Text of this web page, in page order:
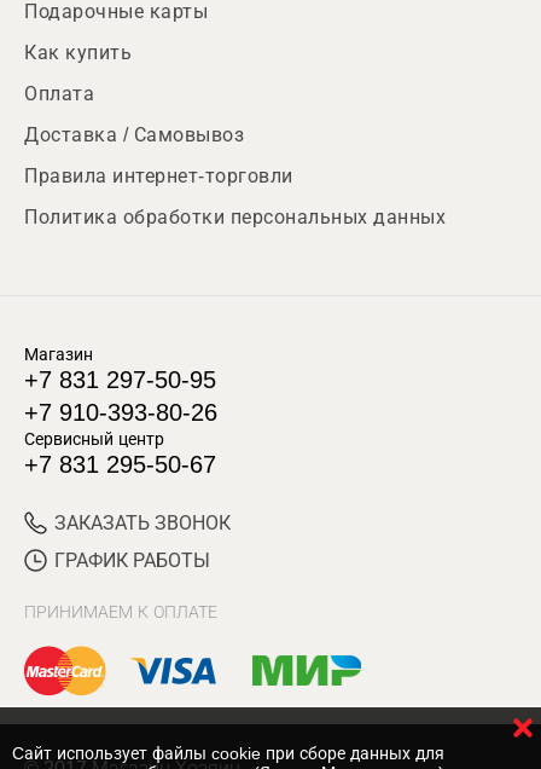
Подарочные карты
Как купить
Оплата
Доставка / Самовывоз
Правила интернет-торговли
Политика обработки персональных данных
Магазин
+7 831 297-50-95
+7 910-393-80-26
Сервисный центр
+7 831 295-50-67
ЗАКАЗАТЬ ЗВОНОК
ГРАФИК РАБОТЫ
ПРИНИМАЕМ К ОПЛАТЕ
Cайт использует файлы cookie при сборе данных для